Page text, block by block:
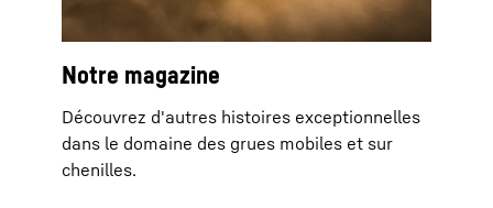
Notre magazine
Découvrez d'autres histoires exceptionnelles
dans le domaine des grues mobiles et sur
chenilles.